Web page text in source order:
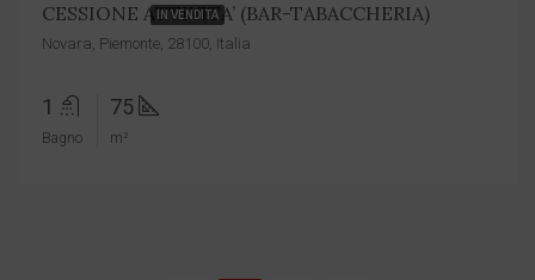
IN VENDITA
CESSIONE ATTIVITA’ (BAR-TABACCHERIA)
Novara, Piemonte, 28100, Italia
1
Bagno
75
m²